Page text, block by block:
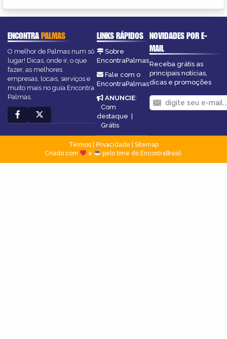
ENCONTRAPALMAS
O melhor de Palmas num só
lugar! Dicas, onde ir, o que
fazer, as melhores
empresas, locais, serviços e
muito mais no guia Encontra
Palmas.
LINKS RÁPIDOS
Sobre
EncontraPalmas
Fale com o
EncontraPalmas
ANUNCIE:
Com
destaque |
Grátis
NOVIDADES POR E-
MAIL
Receba grátis as
principais notícias,
dicas e promoções
Termos| Privacidade
Sitemap
Criado com
e pelo time do EncontraBrasil